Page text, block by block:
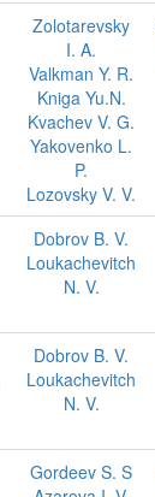
Zolotarevsky
I. A.
Valkman Y. R.
Kniga Yu.N.
Kvachev V. G.
Yakovenko L.
P.
Lozovsky V. V.
Dobrov B. V.
Loukachevitch
N. V.
Dobrov B. V.
Loukachevitch
N. V.
Gordeev S. S